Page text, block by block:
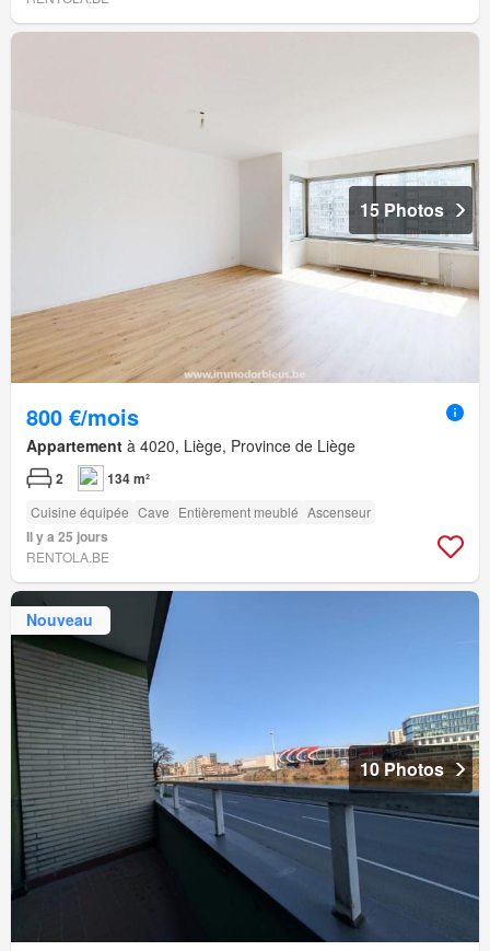
15 Photos
800 €/mois
Appartement à 4020, Liège, Province de Liège
2 134 m²
Cuisine équipée Cave Entièrement meublé Ascenseur
Il y a 25 jours
RENTOLA.BE
Nouveau
10 Photos